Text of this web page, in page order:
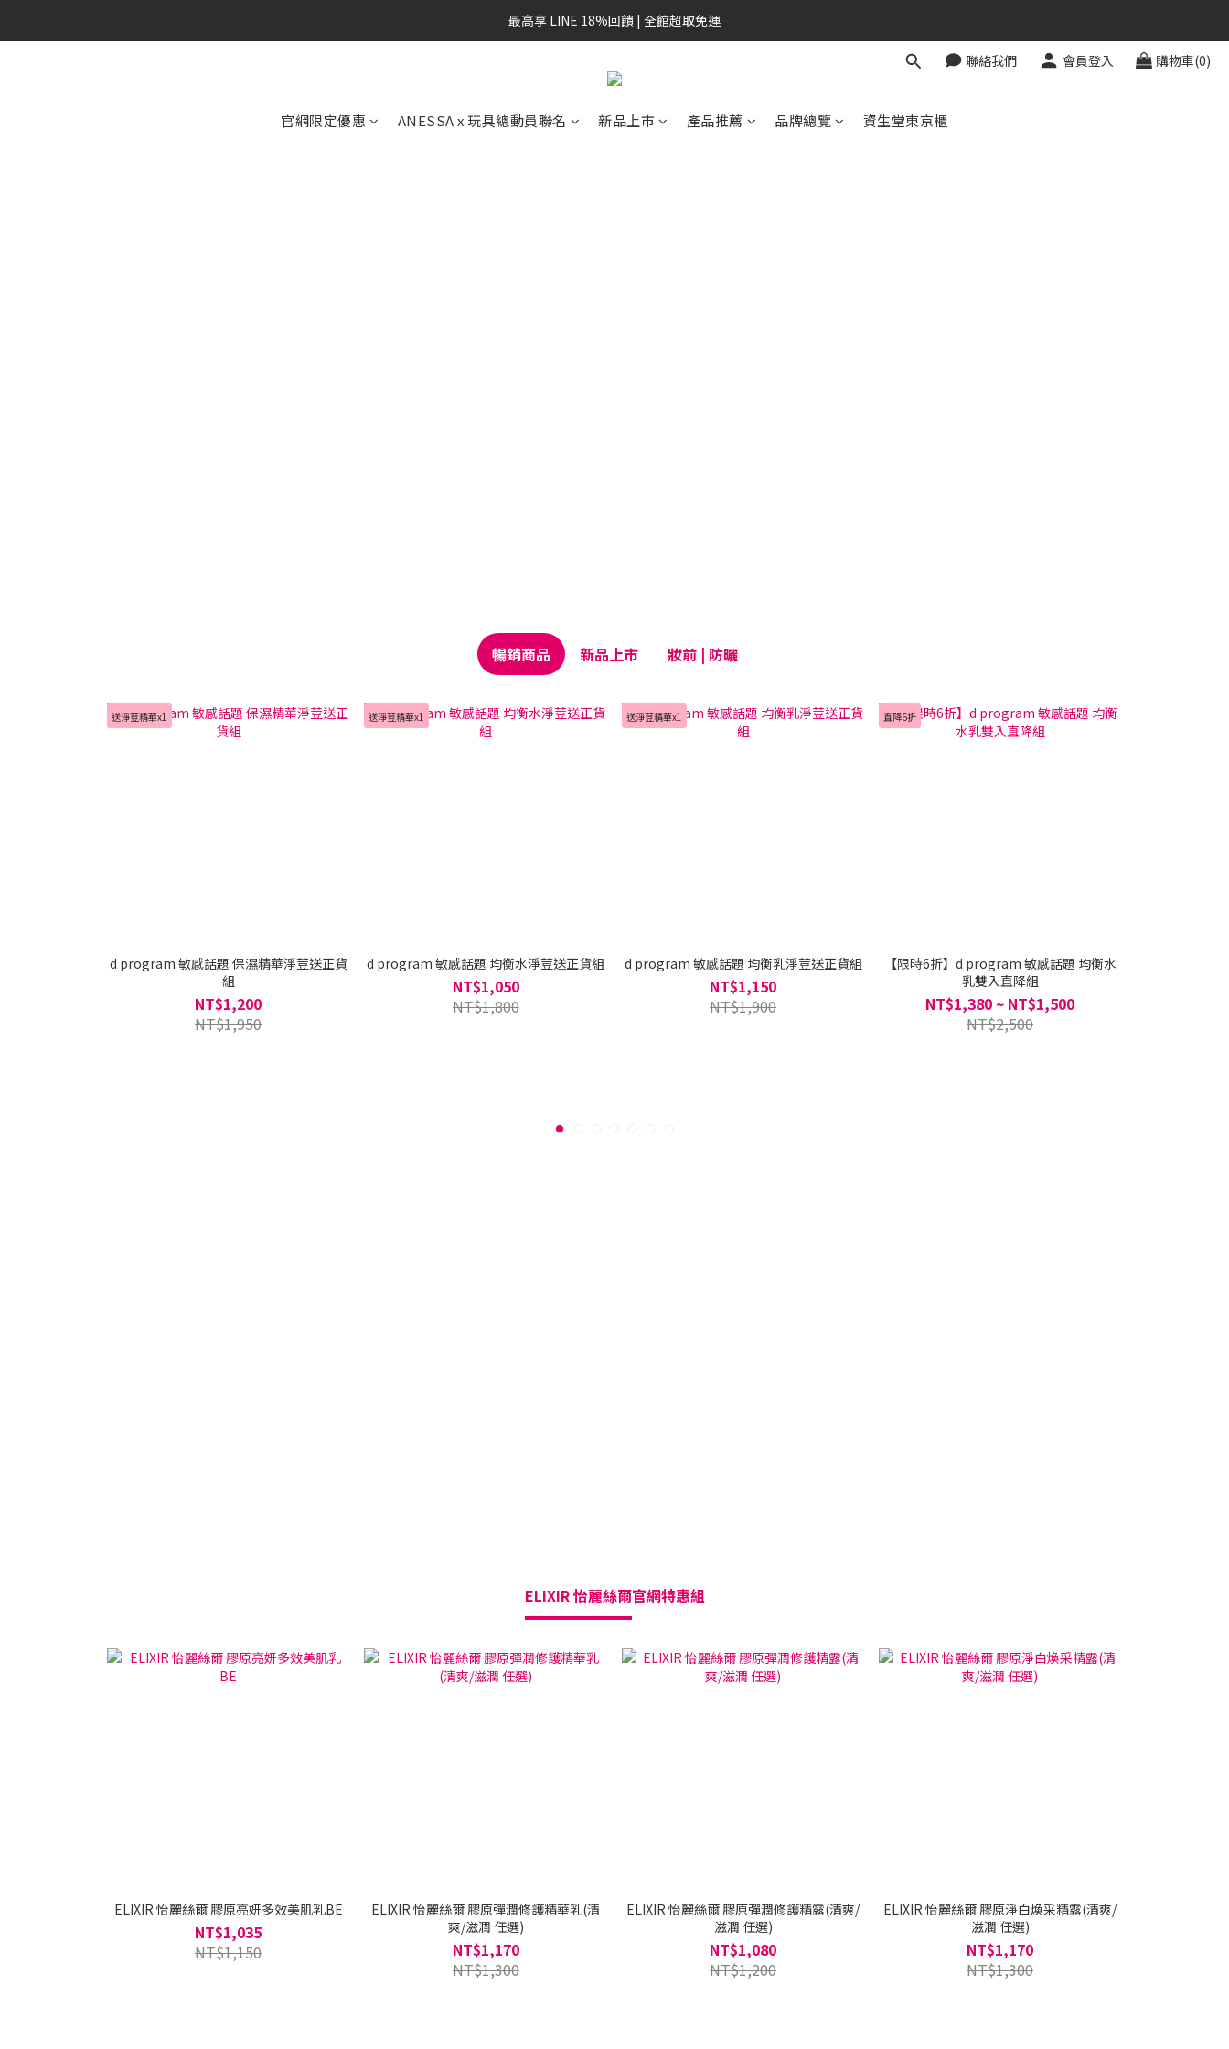
最高享 LINE 18%回饋 | 全館超取免運
聯絡我們 會員登入 購物車(0)
官網限定優惠 ANESSA x 玩具總動員聯名 新品上市 產品推薦 品牌總覽 資生堂東京櫃
暢銷商品 新品上市 妝前 | 防曬
送淨荳精華x1
d program 敏感話題 保濕精華淨荳送正貨
組
NT$1,200
NT$1,950
送淨荳精華x1
d program 敏感話題 均衡水淨荳送正貨組
NT$1,050
NT$1,800
送淨荳精華x1
d program 敏感話題 均衡乳淨荳送正貨組
NT$1,150
NT$1,900
直降6折
【限時6折】d program 敏感話題 均衡水
乳雙入直降組
NT$1,380 ~ NT$1,500
NT$2,500
ELIXIR 怡麗絲爾官網特惠組
ELIXIR 怡麗絲爾 膠原亮妍多效美肌乳BE
NT$1,035
NT$1,150
ELIXIR 怡麗絲爾 膠原彈潤修護精華乳(清
爽/滋潤 任選)
NT$1,170
NT$1,300
ELIXIR 怡麗絲爾 膠原彈潤修護精露(清爽/
滋潤 任選)
NT$1,080
NT$1,200
ELIXIR 怡麗絲爾 膠原淨白煥采精露(清爽/
滋潤 任選)
NT$1,170
NT$1,300